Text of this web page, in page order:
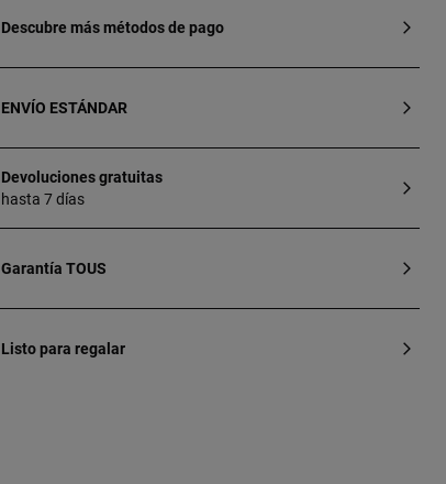
collar: 40-45 cm. Cierre reasa.
Descubre más métodos de pago
ENVÍO ESTÁNDAR
Devoluciones gratuitas
hasta 7 días
Garantía TOUS
Listo para regalar